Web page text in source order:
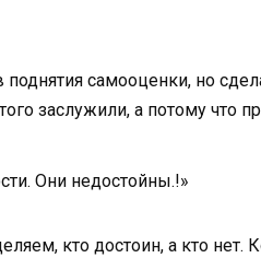
самооценки, но
заслужили, а потому что
Они недостойны.!»
кто достоин, а кто нет.